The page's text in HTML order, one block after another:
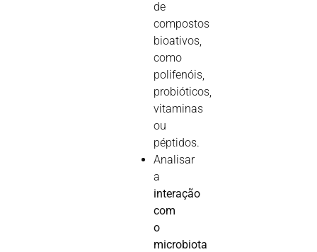
de
compostos
bioativos,
como
polifenóis,
probióticos,
vitaminas
ou
péptidos.
Analisar
a
interação
com
o
microbiota